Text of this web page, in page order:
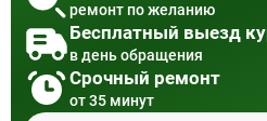
ремонт по желанию
Бесплатный выезд
в день обращения
Срочный ремонт
от 35 минут